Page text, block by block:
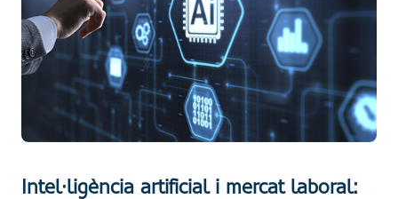
Intel·ligència artificial i mercat laboral: